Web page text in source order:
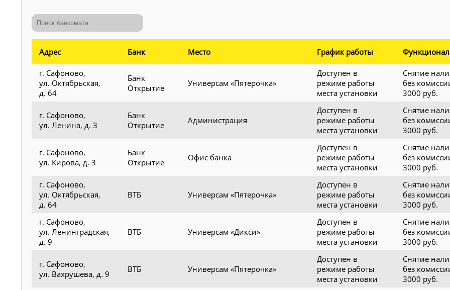
Адрес Банк Место График работы Функционал
г. Сафоново,
ул. Октябрьская,
д. 64
Банк
Открытие
Универсам «Пятерочка»
Доступен в
режиме работы
места установки
Снятие
без
3000 руб.
г. Сафоново,
ул. Ленина, д. 3
Банк
Открытие
Администрация
Доступен в
режиме работы
места установки
Снятие
без
3000 руб.
г. Сафоново,
ул. Кирова, д. 3
Банк
Открытие
Офис банка
Доступен в
режиме работы
места установки
Снятие
без
3000 руб.
г. Сафоново,
ул. Октябрьская,
д. 64
ВТБ Универсам «Пятерочка»
Доступен в
режиме работы
места установки
Снятие
без
3000 руб.
г. Сафоново,
ул. Ленинградская,
д. 9
ВТБ Универсам «Дикси»
Доступен в
режиме работы
места установки
Снятие
без
3000 руб.
г. Сафоново,
ул. Вахрушева, д. 9
ВТБ Универсам «Пятерочка»
Доступен в
режиме работы
места установки
Снятие
без
3000 руб.